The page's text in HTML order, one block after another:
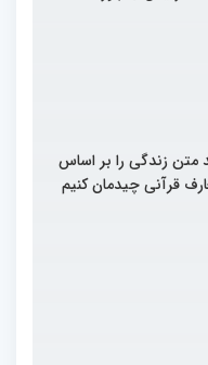
متن زندگی را بر اساس
قرآنی چیدمان کنیم